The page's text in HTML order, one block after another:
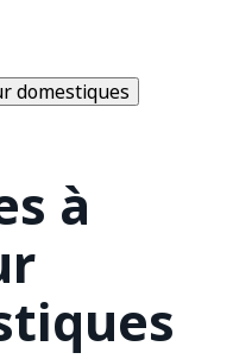
domestiques
à